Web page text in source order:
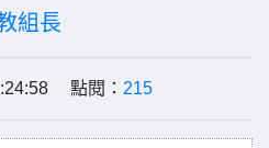
組長
點閱： 215